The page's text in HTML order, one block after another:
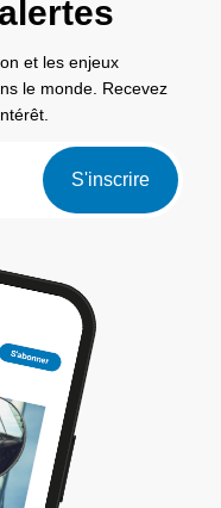
et les enjeux
le monde. Recevez
S'inscrire